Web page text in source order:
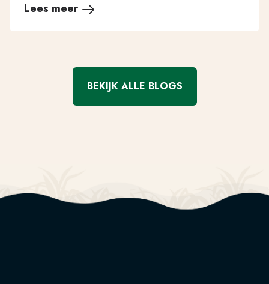
Lees meer
BEKIJK ALLE BLOGS